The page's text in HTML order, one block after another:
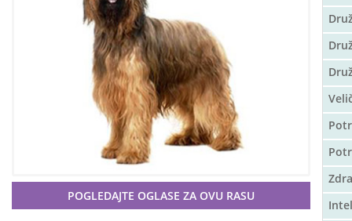
POGLEDAJTE OGLASE ZA OVU RASU